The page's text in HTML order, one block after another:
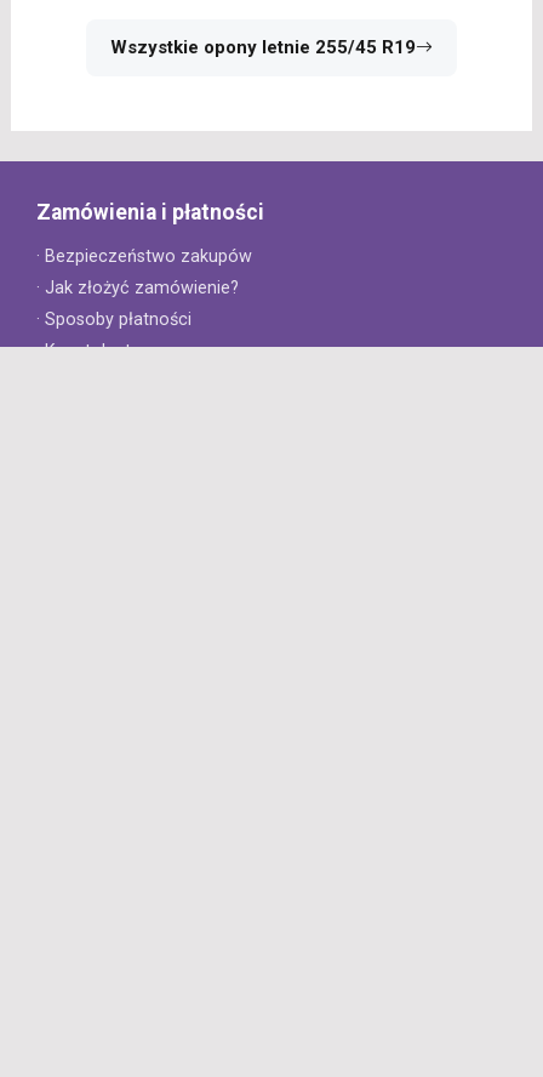
Wszystkie opony letnie 255/45 R19
Zamówienia i płatności
· Bezpieczeństwo zakupów
· Jak złożyć zamówienie?
· Sposoby płatności
· Koszt dostawy